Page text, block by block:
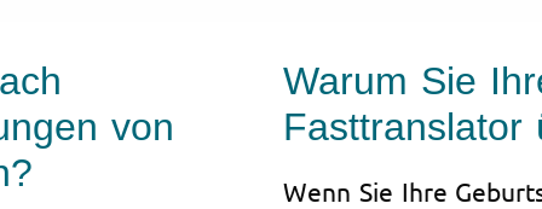
von
Warum Sie
Fasttranslator
Wenn Sie Ihre